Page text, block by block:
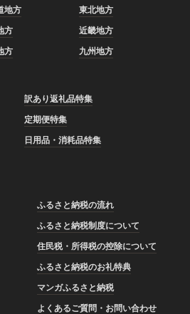
地方
東北地方
方
近畿地方
方 九州地方
訳あり返礼品特集
定期便特集
日用品・消耗品特集
ふるさと納税の流れ
ふるさと納税制度について
住民税・所得税の控除について
ふるさと納税のお礼特典
マンガふるさと納税
よくあるご質問・お問い合わせ